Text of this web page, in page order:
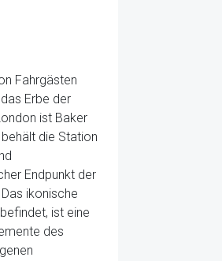
Fahrgästen
Erbe der
ist Baker
die Station
Endpunkt der
ikonische
ist eine
des